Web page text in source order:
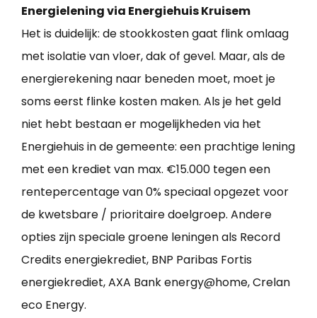
Energielening via Energiehuis Kruisem
Het is duidelijk: de stookkosten gaat flink omlaag
met isolatie van vloer, dak of gevel. Maar, als de
energierekening naar beneden moet, moet je
soms eerst flinke kosten maken. Als je het geld
niet hebt bestaan er mogelijkheden via het
Energiehuis in de gemeente: een prachtige lening
met een krediet van max. €15.000 tegen een
rentepercentage van 0% speciaal opgezet voor
de kwetsbare / prioritaire doelgroep. Andere
opties zijn speciale groene leningen als Record
Credits energiekrediet, BNP Paribas Fortis
energiekrediet, AXA Bank energy@home, Crelan
eco Energy.